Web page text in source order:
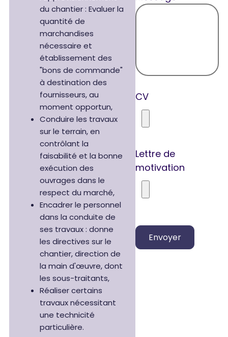
du chantier : Evaluer la
quantité de
marchandises
nécessaire et
établissement des
"bons de commande"
à destination des
fournisseurs, au
moment opportun,
Conduire les travaux
sur le terrain, en
contrôlant la
faisabilité et la bonne
exécution des
ouvrages dans le
respect du marché,
Encadrer le personnel
dans la conduite de
ses travaux : donne
les directives sur le
chantier, direction de
la main d'œuvre, dont
les sous-traitants,
Réaliser certains
travaux nécessitant
une technicité
particulière.
CV
Lettre de
motivation